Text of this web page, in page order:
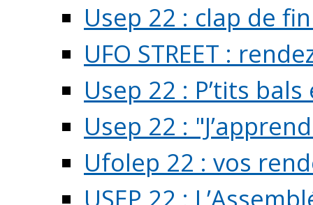
Usep 22 : clap de
UFO STREET :
Usep 22 : P’tits
Usep 22 :
Ufolep 22 : vos
USEP 22 :